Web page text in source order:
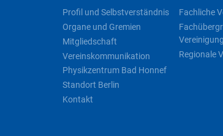
Profil und Selbstverständnis
Organe und Gremien
Mitgliedschaft
Vereinskommunikation
Physikzentrum Bad Honnef
Standort Berlin
Kontakt
Fachliche
Regionale